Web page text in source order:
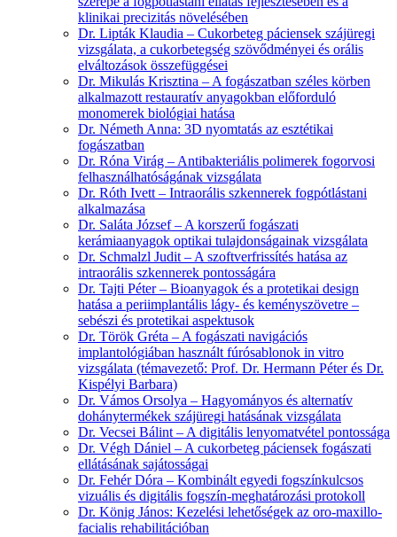
klinikai precizitás növelésében
Dr. Lipták Klaudia – Cukorbeteg páciensek szájüregi
vizsgálata, a cukorbetegség szövődményei és orális
elváltozások összefüggései
Dr. Mikulás Krisztina – A fogászatban széles körben
alkalmazott restauratív anyagokban előforduló
monomerek biológiai hatása
Dr. Németh Anna: 3D nyomtatás az esztétikai
fogászatban
Dr. Róna Virág – Antibakteriális polimerek fogorvosi
felhasználhatóságának vizsgálata
Dr. Róth Ivett – Intraorális szkennerek fogpótlástani
alkalmazása
Dr. Saláta József – A korszerű fogászati
kerámiaanyagok optikai tulajdonságainak vizsgálata
Dr. Schmalzl Judit – A szoftverfrissítés hatása az
intraorális szkennerek pontosságára
Dr. Tajti Péter – Bioanyagok és a protetikai design
hatása a periimplantális lágy- és keményszövetre –
sebészi és protetikai aspektusok
Dr. Török Gréta – A fogászati navigációs
implantológiában használt fúrósablonok in vitro
vizsgálata (témavezető: Prof. Dr. Hermann Péter és Dr.
Kispélyi Barbara)
Dr. Vámos Orsolya – Hagyományos és alternatív
dohánytermékek szájüregi hatásának vizsgálata
Dr. Vecsei Bálint – A digitális lenyomatvétel pontossága
Dr. Végh Dániel – A cukorbeteg páciensek fogászati
ellátásának sajátosságai
Dr. Fehér Dóra – Kombinált egyedi fogszínkulcsos
vizuális és digitális fogszín-meghatározási protokoll
Dr. König János: Kezelési lehetőségek az oro-maxillo-
facialis rehabilitációban